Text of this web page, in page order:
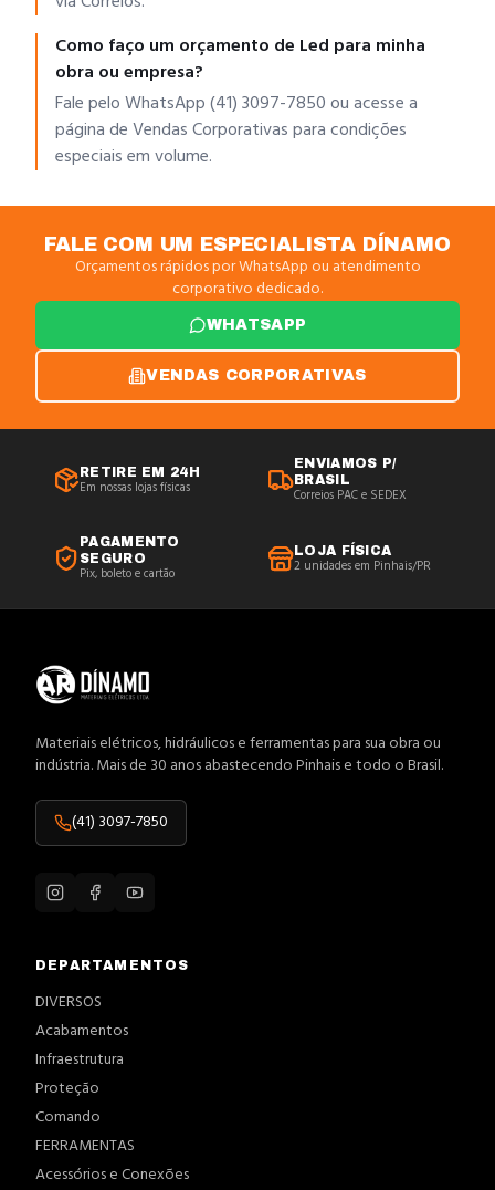
Como faço um orçamento de Led para minha
obra ou empresa?
Fale pelo WhatsApp (41) 3097-7850 ou acesse a
página de Vendas Corporativas para condições
especiais em volume.
FALE COM UM ESPECIALISTA DÍNAMO
Orçamentos rápidos por WhatsApp ou atendimento
corporativo dedicado.
WHATSAPP
VENDAS CORPORATIVAS
RETIRE EM 24H
Em nossas lojas físicas
ENVIAMOS P/
BRASIL
Correios PAC e SEDEX
PAGAMENTO
SEGURO
Pix, boleto e cartão
LOJA FÍSICA
2 unidades em Pinhais/PR
Materiais elétricos, hidráulicos e ferramentas para sua obra ou
indústria. Mais de 30 anos abastecendo Pinhais e todo o Brasil.
(41) 3097-7850
DEPARTAMENTOS
DIVERSOS
Acabamentos
Infraestrutura
Proteção
Comando
FERRAMENTAS
Acessórios e Conexões